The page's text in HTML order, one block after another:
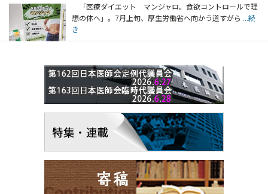
「医療ダイエット マンジャロ。食欲コントロールで理
想の体へ」。7月上旬、厚生労働省へ向かう道すがら ...続
き